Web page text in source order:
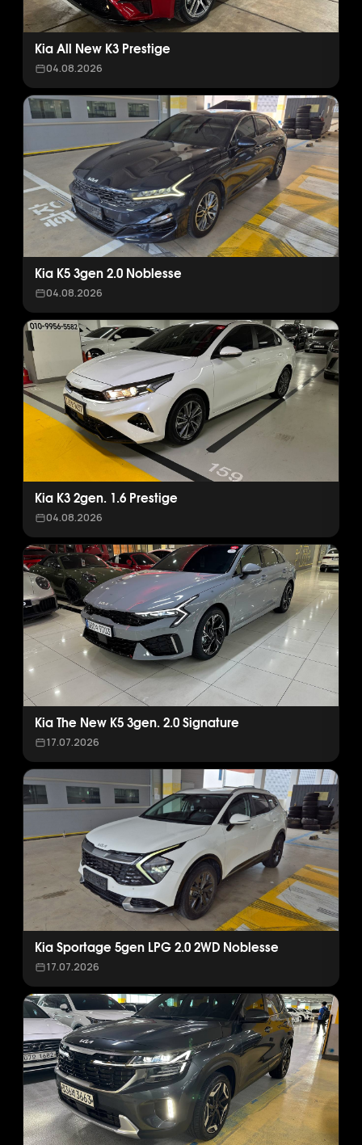
Kia All New K3 Prestige
04.08.2026
Kia K5 3gen 2.0 Noblesse
04.08.2026
Kia K3 2gen. 1.6 Prestige
04.08.2026
Kia The New K5 3gen. 2.0 Signature
17.07.2026
Kia Sportage 5gen LPG 2.0 2WD Noblesse
17.07.2026